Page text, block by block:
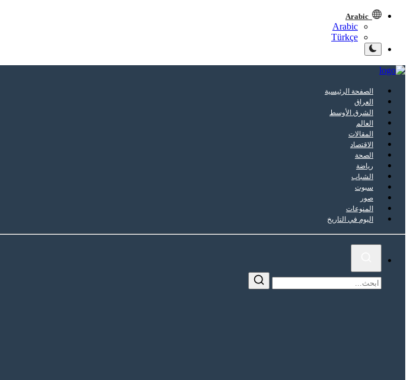
Arabic
Türkçe
الصفحة الرئيسية
العراق
الشرق الأوسط
العالم
المقالات
الاقتصاد
الصحة
رياضة
الشباب
سبوت
صور
المنوعات
اليوم في التاريخ